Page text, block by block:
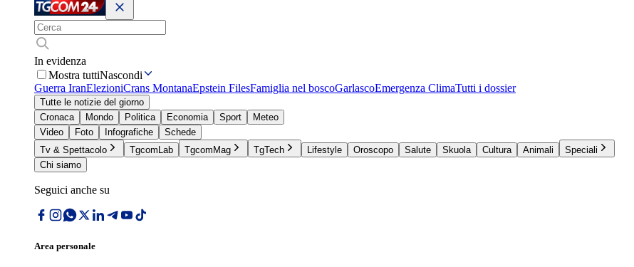
In evidenza
Mostra tuttiNascondi
Guerra IranElezioniCrans MontanaEpstein FilesFamiglia nel boscoGarlascoEmergenza ClimaTutti i dossier
Tutte le notizie del giorno
Cronaca
Mondo Politica Economia Sport
Meteo
Video
Foto Infografiche
Schede
Tv & Spettacolo
TgcomLab TgcomMag TgTech Lifestyle Oroscopo Salute Skuola Cultura Animali
Speciali
Chi siamo
Seguici anche su
Area personale